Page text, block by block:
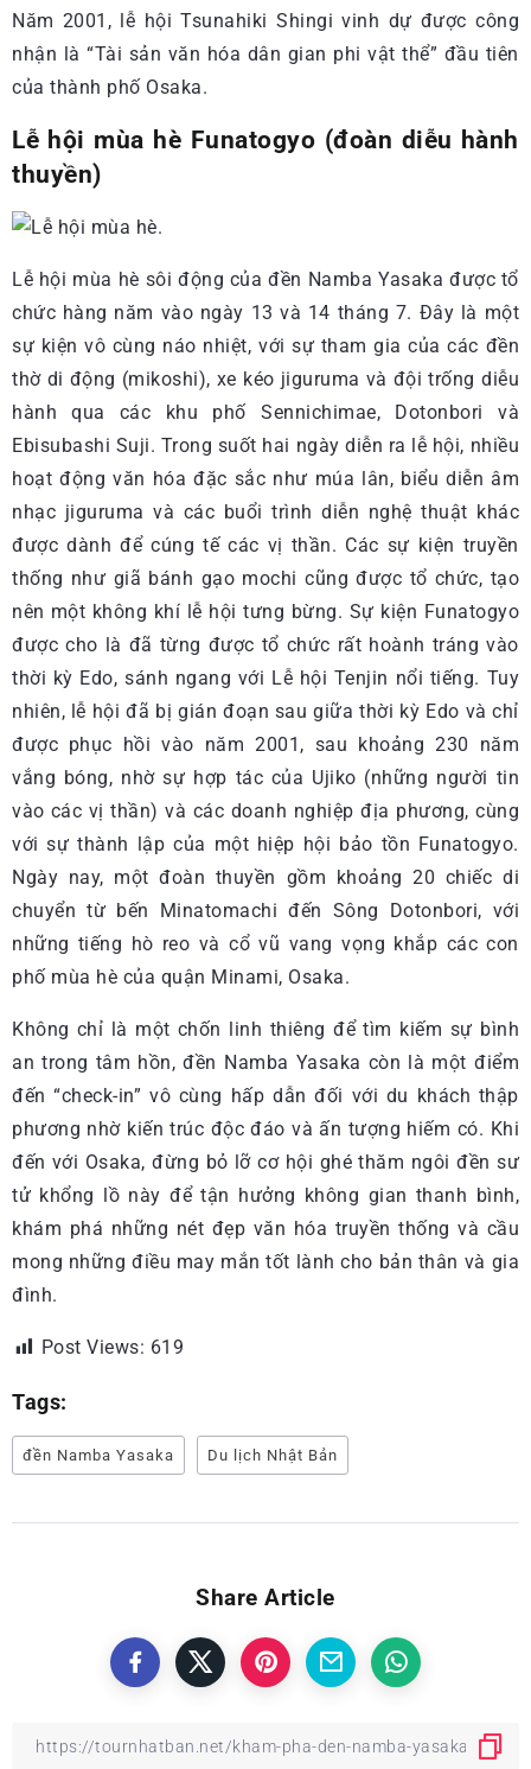
Năm 2001, lễ hội Tsunahiki Shingi vinh dự được công
nhận là “Tài sản văn hóa dân gian phi vật thể” đầu tiên
của thành phố Osaka.
Lễ hội mùa hè Funatogyo (đoàn diễu hành
thuyền)
Lễ hội mùa hè sôi động của đền Namba Yasaka được tổ
chức hàng năm vào ngày 13 và 14 tháng 7. Đây là một
sự kiện vô cùng náo nhiệt, với sự tham gia của các đền
thờ di động (mikoshi), xe kéo jiguruma và đội trống diễu
hành qua các khu phố Sennichimae, Dotonbori và
Ebisubashi Suji. Trong suốt hai ngày diễn ra lễ hội, nhiều
hoạt động văn hóa đặc sắc như múa lân, biểu diễn âm
nhạc jiguruma và các buổi trình diễn nghệ thuật khác
được dành để cúng tế các vị thần. Các sự kiện truyền
thống như giã bánh gạo mochi cũng được tổ chức, tạo
nên một không khí lễ hội tưng bừng. Sự kiện Funatogyo
được cho là đã từng được tổ chức rất hoành tráng vào
thời kỳ Edo, sánh ngang với Lễ hội Tenjin nổi tiếng. Tuy
nhiên, lễ hội đã bị gián đoạn sau giữa thời kỳ Edo và chỉ
được phục hồi vào năm 2001, sau khoảng 230 năm
vắng bóng, nhờ sự hợp tác của Ujiko (những người tin
vào các vị thần) và các doanh nghiệp địa phương, cùng
với sự thành lập của một hiệp hội bảo tồn Funatogyo.
Ngày nay, một đoàn thuyền gồm khoảng 20 chiếc di
chuyển từ bến Minatomachi đến Sông Dotonbori, với
những tiếng hò reo và cổ vũ vang vọng khắp các con
phố mùa hè của quận Minami, Osaka.
Không chỉ là một chốn linh thiêng để tìm kiếm sự bình
an trong tâm hồn, đền Namba Yasaka còn là một điểm
đến “check-in” vô cùng hấp dẫn đối với du khách thập
phương nhờ kiến trúc độc đáo và ấn tượng hiếm có. Khi
đến với Osaka, đừng bỏ lỡ cơ hội ghé thăm ngôi đền sư
tử khổng lồ này để tận hưởng không gian thanh bình,
khám phá những nét đẹp văn hóa truyền thống và cầu
mong những điều may mắn tốt lành cho bản thân và gia
đình.
Post Views: 619
Tags:
đền Namba Yasaka Du lịch Nhật Bản
Share Article